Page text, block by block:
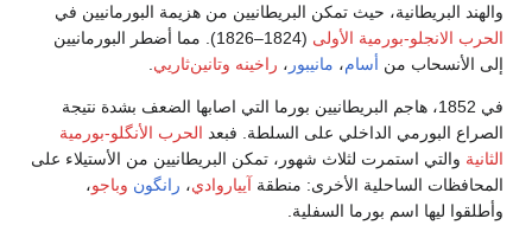
والهند البريطانية، حيث تمكن البريطانيين من هزيمة البورمانيين في
الحرب الانجلو-بورمية الأولى
(1824–1826). مما أضطر البورمانيين
إلى الأنسحاب من أسام، مانيبور ، راخينه وتانين‌ثاريي.
في 1852، هاجم البريطانيين بورما التي اصابها الضعف بشدة نتيجة
الصراع البورمي الداخلي على السلطة. فبعد الحرب الأنگلو-بورمية
الثانية والتي استمرت لثلاث شهور، تمكن البريطانيين من الأستيلاء على
المحافظات الساحلية الأخرى: منطقة آيياروادي، رانگون وباجو،
وأطلقوا ليها اسم بورما السفلية.